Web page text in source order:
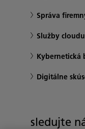
Správa
Služby
Kybernetická
Digitálne
sledujte